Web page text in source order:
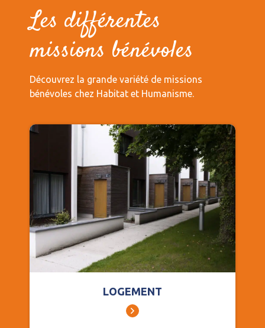
Les différentes
missions bénévoles
Découvrez la grande variété de missions
bénévoles chez Habitat et Humanisme.
LOGEMENT